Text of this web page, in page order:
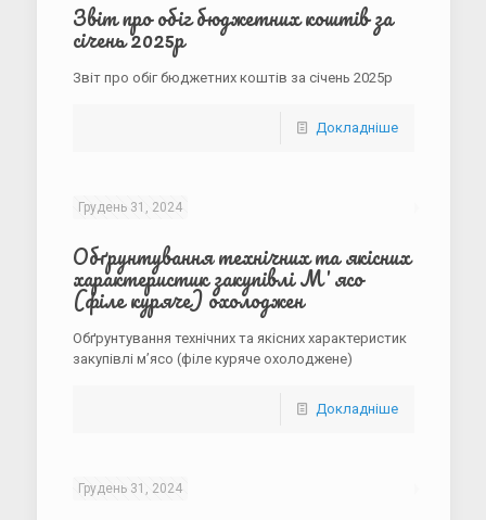
Звіт про обіг бюджетних коштів за
січень 2025р
Звіт про обіг бюджетних коштів за січень 2025р
Докладніше
Грудень 31, 2024
Обґрунтування технічних та якісних
характеристик закупівлі Мʼясо
(філе куряче) охолоджен
Обґрунтування технічних та якісних характеристик
закупівлі мʼясо (філе куряче охолоджене)
Докладніше
Грудень 31, 2024